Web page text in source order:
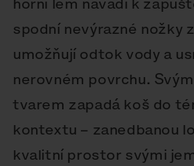
spodní nevýrazné nožky
umožňují odtok vody a
nerovném povrchu.
tvarem zapadá koš do
kontextu – zanedbanou
kvalitní prostor svými